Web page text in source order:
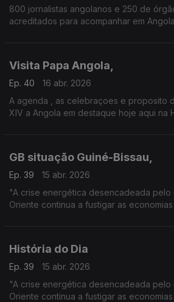
800 jornalistas angolanos e 250 de
acreditados para acompanhar em
Visita Papa Angola,
Ep. 40
16 abr. 2026
A agenda , as celebraçoes e proposito
XIV a Angola em destaque hoje aqui na
GB situação Guiné-Bissau,
Ep. 39
15 abr. 2026
"A crise energética desencadeada
Oriente continua a fustigar as
História do Dia
Ep. 39
15 abr. 2026
"A crise energética desencadeada
Oriente continua a fustigar as